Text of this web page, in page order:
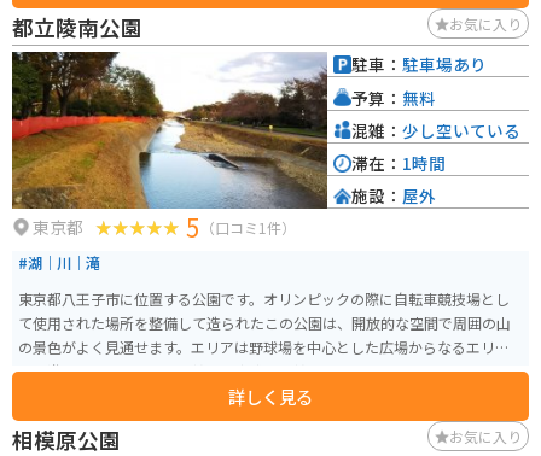
都立陵南公園 お気に入り
東京都 5 （口コミ1件）
#湖｜川｜滝
東京都八王子市に位置する公園です。オリンピックの際に自転車競技場とし
て使用された場所を整備して造られたこの公園は、開放的な空間で周囲の山
の景色がよく見通せます。エリアは野球場を中心とした広場からなるエリア
と、遊具のある児童公園を挟んだ南浅川を挟んだエリアからなります。 野球
場のあるエリアには展望広場、じゃぶじゃぶ池、桜並木、遊具などがあり、
季節を問わず楽しむことができます。児童公園にはブランコ、スベリ台、ジ
ャングルジム、砂場の遊具があります。また、八王子市営の有料プールも隣
詳しく見る
駐車： 駐車場あり
予算： 無料
混雑： 少し空いている
滞在： 1時間
施設： 屋外
相模原公園 お気に入り